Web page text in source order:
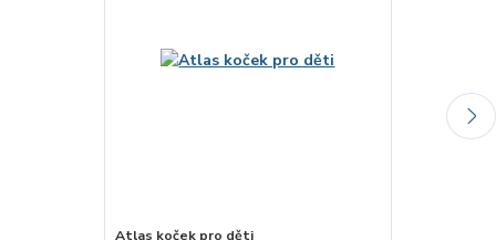
Atlas koček pro děti